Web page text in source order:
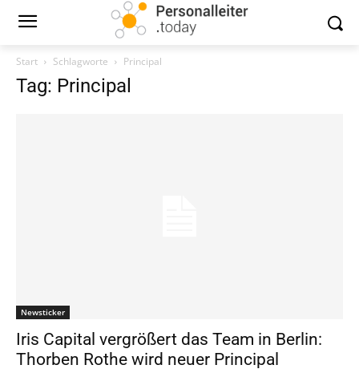
Start Schlagworte Principal
Tag: Principal
Newsticker
Iris Capital vergrößert das Team in Berlin:
Thorben Rothe wird neuer Principal